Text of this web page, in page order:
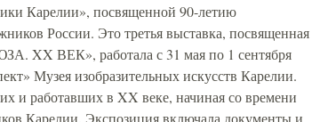
Карелии», посвященной 90-летию
России. Это третья выставка, посвященная
XX ВЕК», работала с 31 мая по 1 сентября
Музея изобразительных искусств Карелии.
и работавших в XX веке, начиная со времени
Карелии. Экспозиция включала документы и